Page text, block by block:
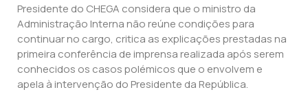
Presidente do CHEGA considera que o ministro da
Administração Interna não reúne condições para
continuar no cargo, critica as explicações prestadas na
primeira conferência de imprensa realizada após serem
conhecidos os casos polémicos que o envolvem e
apela à intervenção do Presidente da República.